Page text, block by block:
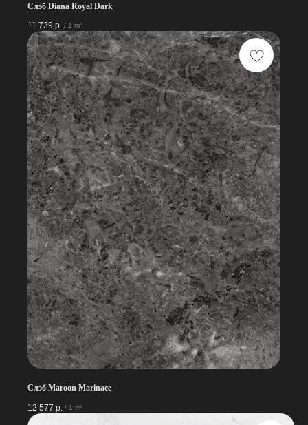
Слэб Diana Royal Dark
11 739 р. / 1 m²
Слэб Maroon Marinace
12 577 р. / 1 m²